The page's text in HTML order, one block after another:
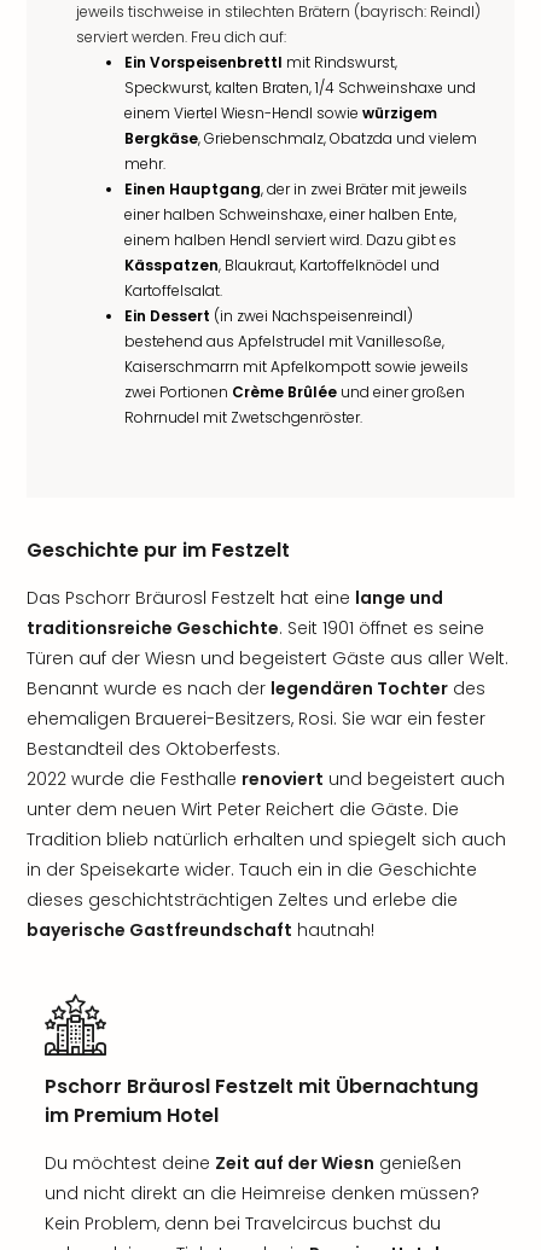
jeweils tischweise in stilechten Brätern (bayrisch: Reindl)
serviert werden. Freu dich auf:
Ein Vorspeisenbrettl mit Rindswurst,
Speckwurst, kalten Braten, 1/4 Schweinshaxe und
einem Viertel Wiesn-Hendl sowie würzigem
Bergkäse, Griebenschmalz, Obatzda und vielem
mehr.
Einen Hauptgang, der in zwei Bräter mit jeweils
einer halben Schweinshaxe, einer halben Ente,
einem halben Hendl serviert wird. Dazu gibt es
Kässpatzen, Blaukraut, Kartoffelknödel und
Kartoffelsalat.
Ein Dessert (in zwei Nachspeisenreindl)
bestehend aus Apfelstrudel mit Vanillesoße,
Kaiserschmarrn mit Apfelkompott sowie jeweils
zwei Portionen Crème Brûlée und einer großen
Rohrnudel mit Zwetschgenröster.
Geschichte pur im Festzelt
Das Pschorr Bräurosl Festzelt hat eine lange und
traditionsreiche Geschichte. Seit 1901 öffnet es seine
Türen auf der Wiesn und begeistert Gäste aus aller Welt.
Benannt wurde es nach der legendären Tochter des
ehemaligen Brauerei-Besitzers, Rosi. Sie war ein fester
Bestandteil des Oktoberfests.
2022 wurde die Festhalle renoviert und begeistert auch
unter dem neuen Wirt Peter Reichert die Gäste. Die
Tradition blieb natürlich erhalten und spiegelt sich auch
in der Speisekarte wider. Tauch ein in die Geschichte
dieses geschichtsträchtigen Zeltes und erlebe die
bayerische Gastfreundschaft hautnah!
Pschorr Bräurosl Festzelt mit Übernachtung
im Premium Hotel
Du möchtest deine Zeit auf der Wiesn genießen
und nicht direkt an die Heimreise denken müssen?
Kein Problem, denn bei Travelcircus buchst du